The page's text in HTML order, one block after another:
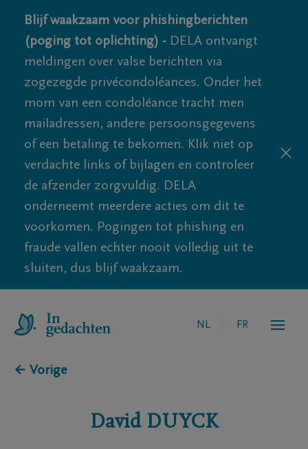
Blijf waakzaam voor phishingberichten
(poging tot oplichting) - DELA ontvangt
meldingen over valse berichten via
zogezegde privécondoléances. Onder het
mom van een condoléance tracht men
mailadressen, andere persoonsgegevens
of een betaling te bekomen. Klik niet op
verdachte links of bijlagen en controleer
de afzender zorgvuldig. DELA
onderneemt meerdere acties om dit te
voorkomen. Pogingen tot phishing en
fraude vallen echter nooit volledig uit te
sluiten, dus blijf waakzaam.
NL FR
← Vorige
David DUYCK